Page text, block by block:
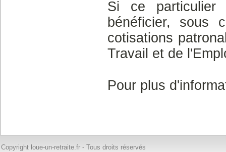
Si ce particulier
bénéficier, sous
cotisations
Travail et de
Pour plus
Copyright loue-un-retraite.fr - Tous droits réservés